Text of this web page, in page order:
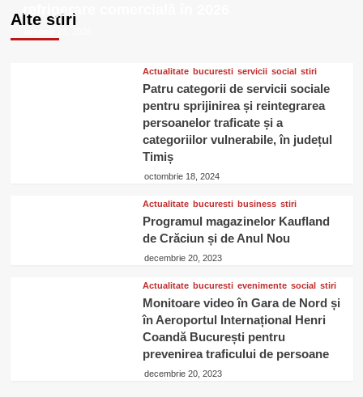
Alte stiri
refrigerare comercială în 2026
Actualitate bucuresti servicii social stiri
Patru categorii de servicii sociale
pentru sprijinirea și reintegrarea
persoanelor traficate și a
categoriilor vulnerabile, în județul
Timiș
octombrie 18, 2024
Actualitate bucuresti business stiri
Programul magazinelor Kaufland
de Crăciun și de Anul Nou
decembrie 20, 2023
Actualitate bucuresti evenimente social stiri
Monitoare video în Gara de Nord și
în Aeroportul Internațional Henri
Coandă București pentru
prevenirea traficului de persoane
decembrie 20, 2023